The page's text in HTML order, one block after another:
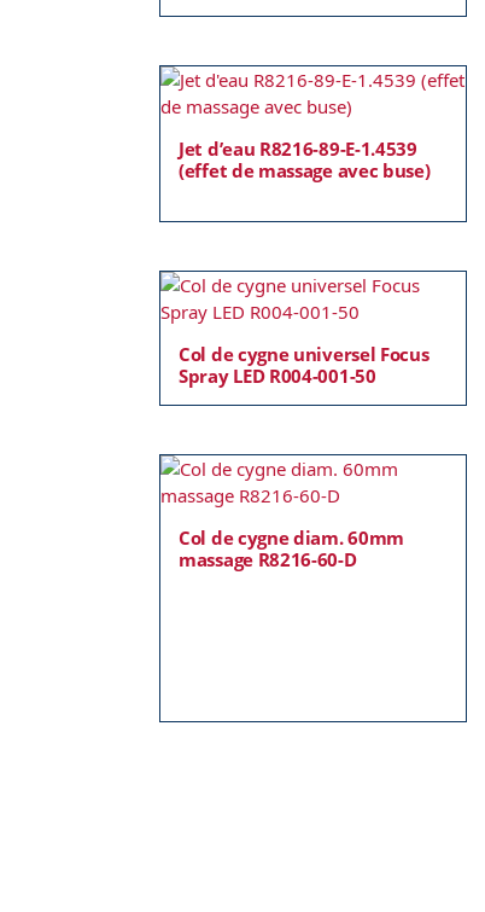
Jet d’eau R8216-89-E-1.4539
(effet de massage avec buse)
Col de cygne universel Focus
Spray LED R004-001-50
Col de cygne diam. 60mm
massage R8216-60-D